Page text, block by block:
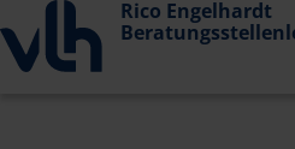
Rico Engelhardt